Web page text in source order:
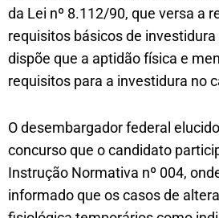
da Lei nº 8.112/90, que versa a
requisitos básicos de
dispõe que a aptidão física e
requisitos para a investidura no
O desembargador federal
concurso que o candidato
Instrução Normativa nº 004,
informado que os casos de